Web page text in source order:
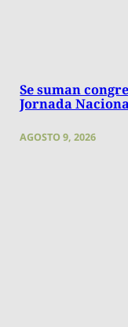
Se suman
Jornada
AGOSTO 9, 2026